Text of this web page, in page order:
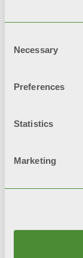
Selection
Necessary
Preferences
Statistics
Marketing